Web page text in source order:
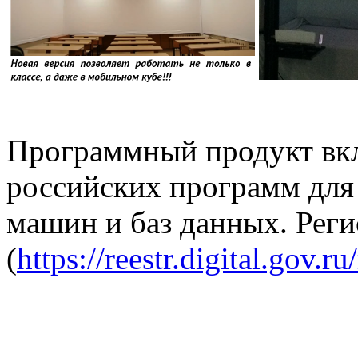
Программный продукт
российских программ
машин и баз данных.
(https://